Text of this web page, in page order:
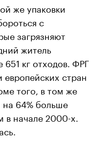
же упаковки
с
загрязняют
житель
кг отходов. ФРГ
европейских стран
того, в том же
на 64% больше
в начале 2000-х.